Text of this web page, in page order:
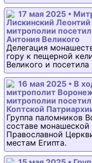
17 мая 2025 •
Лискинский
митрополии
Антония Великого
Делегация
гору к пещерной
Великого и
16 мая 2025 • В
митрополит
митрополии
Коптской
Группа паломников
составе монашеской
Православной
местам Египта.